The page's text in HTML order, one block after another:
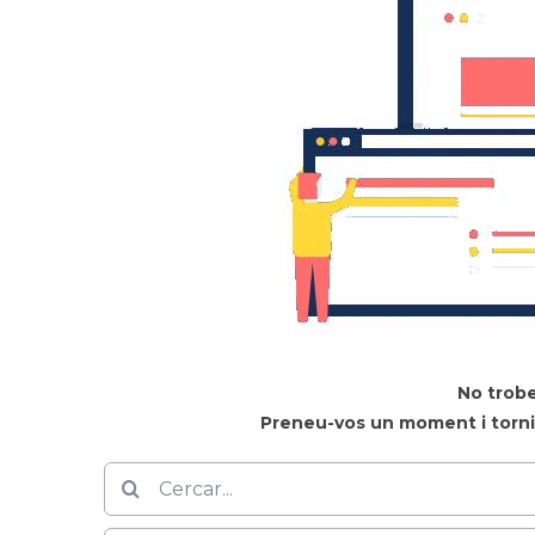
No
Preneu-vos un moment i
Cerca